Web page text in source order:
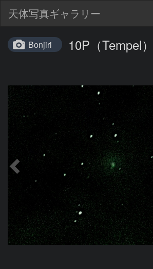
天体写真ギャラリー
Bonjiri 10P（Tempel